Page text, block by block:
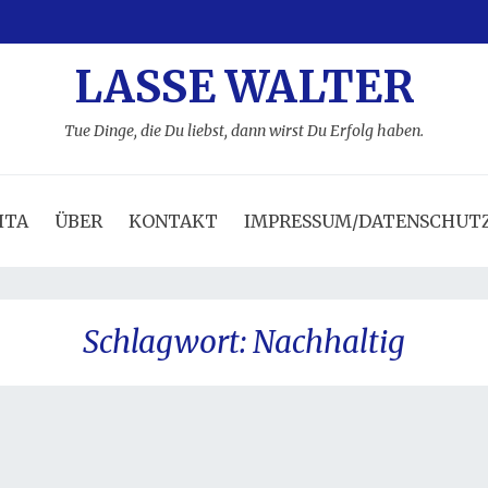
LASSE WALTER
Tue Dinge, die Du liebst, dann wirst Du Erfolg haben.
ÜBER KONTAKT IMPRESSUM/
Schlagwort:Nachhaltig